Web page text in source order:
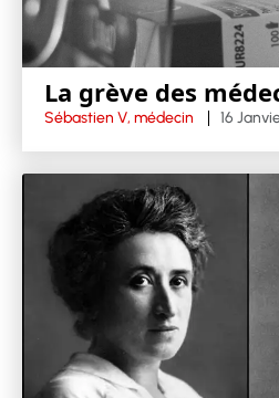
La grève des
Sébastien V, médecin 16